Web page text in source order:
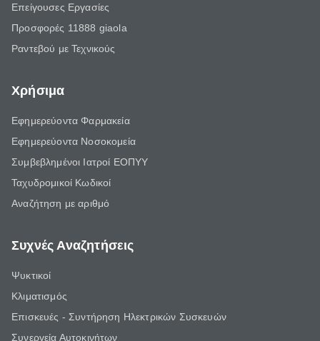
Επείγουσες Εργασίες
Προσφορές 11888 giaola
Ραντεβού με Τεχνικούς
Χρήσιμα
Εφημερεύοντα Φαρμακεία
Εφημερεύοντα Νοσοκομεία
Συμβεβλημένοι Ιατροί ΕΟΠΥΥ
Ταχυδρομικοί Κωδικοί
Αναζήτηση με αριθμό
Συχνές Αναζητήσεις
Ψυκτικοί
Κλιματισμός
Επισκευές - Συντήρηση Ηλεκτρικών Συσκευών
Συνεργεία Αυτοκινήτων